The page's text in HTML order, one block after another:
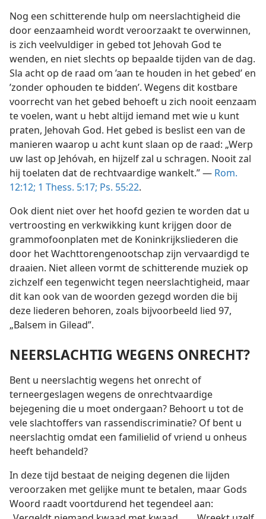
Nog een schitterende hulp om neerslachtigheid die
door eenzaamheid wordt veroorzaakt te overwinnen,
is zich veelvuldiger in gebed tot Jehovah God te
wenden, en niet slechts op bepaalde tijden van de dag.
Sla acht op de raad om ’aan te houden in het gebed’ en
’zonder ophouden te bidden’. Wegens dit kostbare
voorrecht van het gebed behoeft u zich nooit eenzaam
te voelen, want u hebt altijd iemand met wie u kunt
praten, Jehovah God. Het gebed is beslist een van de
manieren waarop u acht kunt slaan op de raad: „Werp
uw last op Jehóvah, en hijzelf zal u schragen. Nooit zal
hij toelaten dat de rechtvaardige wankelt.” — Rom.
12:12; 1 Thess. 5:17; Ps. 55:22.
Ook dient niet over het hoofd gezien te worden dat u
vertroosting en verkwikking kunt krijgen door de
grammofoonplaten met de Koninkrijksliederen die
door het Wachttorengenootschap zijn vervaardigd te
draaien. Niet alleen vormt de schitterende muziek op
zichzelf een tegenwicht tegen neerslachtigheid, maar
dit kan ook van de woorden gezegd worden die bij
deze liederen behoren, zoals bijvoorbeeld lied 97,
„Balsem in Gilead”.
NEERSLACHTIG WEGENS ONRECHT?
Bent u neerslachtig wegens het onrecht of
terneergeslagen wegens de onrechtvaardige
bejegening die u moet ondergaan? Behoort u tot de
vele slachtoffers van rassendiscriminatie? Of bent u
neerslachtig omdat een familielid of vriend u onheus
heeft behandeld?
In deze tijd bestaat de neiging degenen die lijden
veroorzaken met gelijke munt te betalen, maar Gods
Woord raadt voortdurend het tegendeel aan: